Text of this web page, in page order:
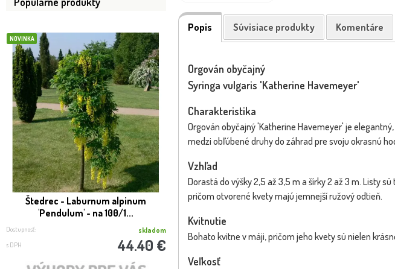
NOVINKA
Štedrec - Laburnum alpinum
'Pendulum' - na 100/1...
Dostupnosť: skladom
s DPH 44.40 €
Mäta pieporná - Mentha piperita
5.10 €
NOVINKA
Ruža na
Popis Súvisiace produkty Komentáre
Orgován obyčajný
Syringa vulgaris 'Katherine Havemeyer'
Charakteristika
Orgován obyčajný 'Katherine Havemeyer' je
medzi obľúbené druhy do záhrad pre svoju okrasnú
Vzhľad
Dorastá do výšky 2,5 až 3,5 m a šírky 2 až 3 m. Listy
pričom otvorené kvety majú jemnejší ružový odtieň.
Kvitnutie
Bohato kvitne v máji, pričom jeho kvety sú nielen
Veľkosť